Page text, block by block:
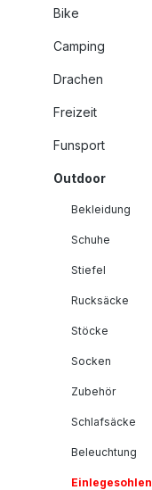
Bike
Camping
Drachen
Freizeit
Funsport
Outdoor
Bekleidung
Schuhe
Stiefel
Rucksäcke
Stöcke
Socken
Zubehör
Schlafsäcke
Beleuchtung
Einlegesohlen